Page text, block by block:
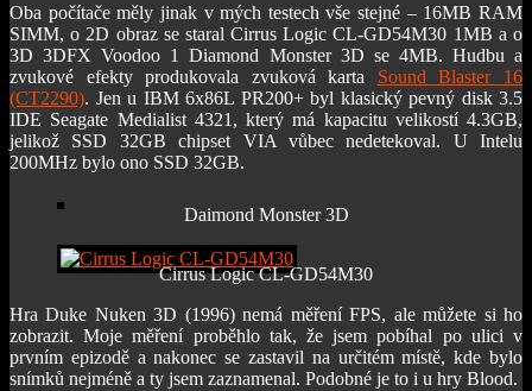
Oba počítače měly jinak v mých testech vše stejné – 16MB RAM
SIMM, o 2D obraz se staral Cirrus Logic CL-GD54M30 1MB a o
3D 3DFX Voodoo 1 Diamond Monster 3D se 4MB. Hudbu a
zvukové efekty produkovala zvuková karta Sound Blaster 16
(CT2290). Jen u IBM 6x86L PR200+ byl klasický pevný disk 3.5
IDE Seagate Medialist 4321, který má kapacitu velikostí 4.3GB,
jelikož SSD 32GB chipset VIA vůbec nedetekoval. U Intelu
200MHz bylo ono SSD 32GB.
Daimond Monster 3D
Cirrus Logic CL-GD54M30
Hra Duke Nuken 3D (1996) nemá měření FPS, ale můžete si ho
zobrazit. Moje měření proběhlo tak, že jsem pobíhal po ulici v
prvním epizodě a nakonec se zastavil na určitém místě, kde bylo
snímků nejméně a ty jsem zaznamenal. Podobné je to i u hry Blood.